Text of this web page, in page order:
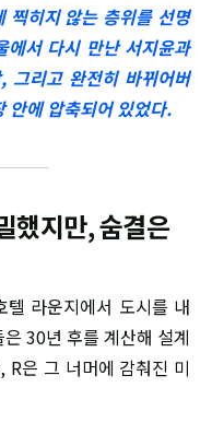
찍히지 않는 층위를 선명
에서 다시 만난 서지윤과
그리고 완전히 바뀌어버
안에 압축되어 있었다.
했지만, 숨결은
라운지에서 도시를 내
30년 후를 계산해 설계
R은 그 너머에 감춰진 미